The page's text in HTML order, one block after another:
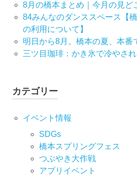
シ
ョ
ン
8月の橋本まとめ｜今月の見ど
84みんなのダンススペース【
の利用について】
明日から8月。橋本の夏、本番
三ツ目珈琲：かき氷で冷やさ
カテゴリー
イベント情報
SDGs
橋本スプリングフェス
つぶやき大作戦
アプリイベント